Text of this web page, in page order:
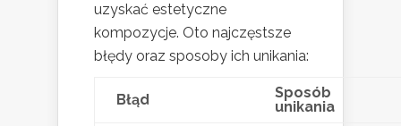
uzyskać estetyczne
kompozycje. Oto najczęstsze
błędy oraz sposoby ich unikania:
Błąd
Sposób
unikania